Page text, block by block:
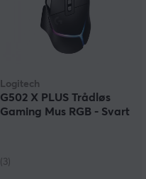
Logitech
G502 X PLUS Trådløs
Gaming Mus RGB - Svart
(3)